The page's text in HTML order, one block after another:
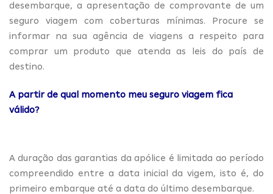
desembarque, a apresentação de comprovante de um
seguro viagem com coberturas mínimas. Procure se
informar na sua agência de viagens a respeito para
comprar um produto que atenda as leis do país de
destino.
A partir de qual momento meu seguro viagem fica
válido?
A duração das garantias da apólice é limitada ao período
compreendido entre a data inicial da vigem, isto é, do
primeiro embarque até a data do último desembarque.